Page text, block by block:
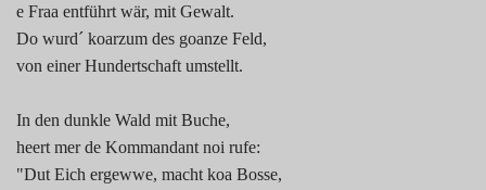
e Fraa entführt wär, mit Gewalt.
Do wurd´ koarzum des goanze Feld,
von einer Hundertschaft umstellt.
In den dunkle Wald mit Buche,
heert mer de Kommandant noi rufe:
"Dut Eich ergewwe, macht koa Bosse,